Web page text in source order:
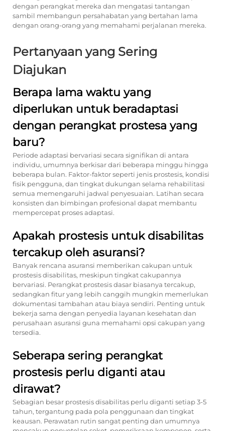
dengan perangkat mereka dan mengatasi tantangan
sambil membangun persahabatan yang bertahan lama
dengan orang-orang yang memahami perjalanan mereka.
Pertanyaan yang Sering
Diajukan
Berapa lama waktu yang
diperlukan untuk beradaptasi
dengan perangkat prostesa yang
baru?
Periode adaptasi bervariasi secara signifikan di antara
individu, umumnya berkisar dari beberapa minggu hingga
beberapa bulan. Faktor-faktor seperti jenis prostesis, kondisi
fisik pengguna, dan tingkat dukungan selama rehabilitasi
semua memengaruhi jadwal penyesuaian. Latihan secara
konsisten dan bimbingan profesional dapat membantu
mempercepat proses adaptasi.
Apakah prostesis untuk disabilitas
tercakup oleh asuransi?
Banyak rencana asuransi memberikan cakupan untuk
prostesis disabilitas, meskipun tingkat cakupannya
bervariasi. Perangkat prostesis dasar biasanya tercakup,
sedangkan fitur yang lebih canggih mungkin memerlukan
dokumentasi tambahan atau biaya sendiri. Penting untuk
bekerja sama dengan penyedia layanan kesehatan dan
perusahaan asuransi guna memahami opsi cakupan yang
tersedia.
Seberapa sering perangkat
prostesis perlu diganti atau
dirawat?
Sebagian besar prostesis disabilitas perlu diganti setiap 3-5
tahun, tergantung pada pola penggunaan dan tingkat
keausan. Perawatan rutin sangat penting dan umumnya